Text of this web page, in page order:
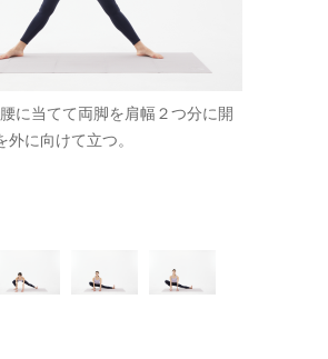
腰に当てて両脚を肩幅２つ分に開
外に向けて立つ。